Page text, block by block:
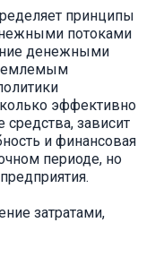
принципы
потоками
денежными
эффективно
зависит
и финансовая
периоде, но
затратами,